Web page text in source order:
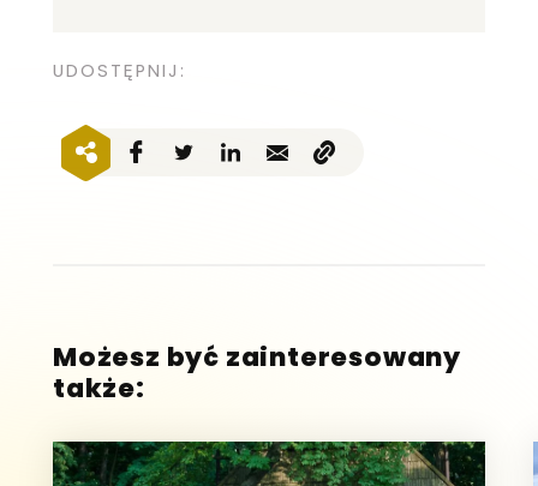
UDOSTĘPNIJ:
Możesz być zainteresowany
także: